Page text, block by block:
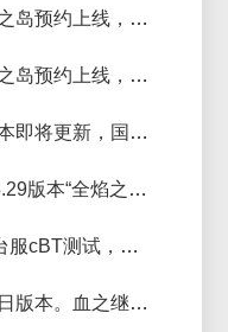
《天堂经典版》新章节遗忘之岛预约上线，天堂经典版独享IP推荐
《天堂经典版》新章节遗忘之岛预约上线，天堂经典版独享IP推荐
《龙之谷》怀旧服两周年版本即将更新，国外玩国服游戏加速器推荐
《流放之路》7月25日更新3.29版本“全焰之咒”，玩《流放之路》好用的加速器推荐
《三国盟战》7月30日开启台服cBT测试，玩台服游戏太卡怎么办？
《血之继承者》韩服更新夏日版本。血之继承者进不去游戏一直转圈解决方法